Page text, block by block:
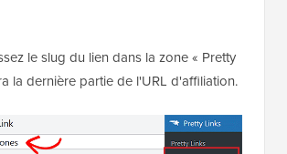
le slug du lien dans la zone « Pretty
la dernière partie de l'URL d'affiliation.